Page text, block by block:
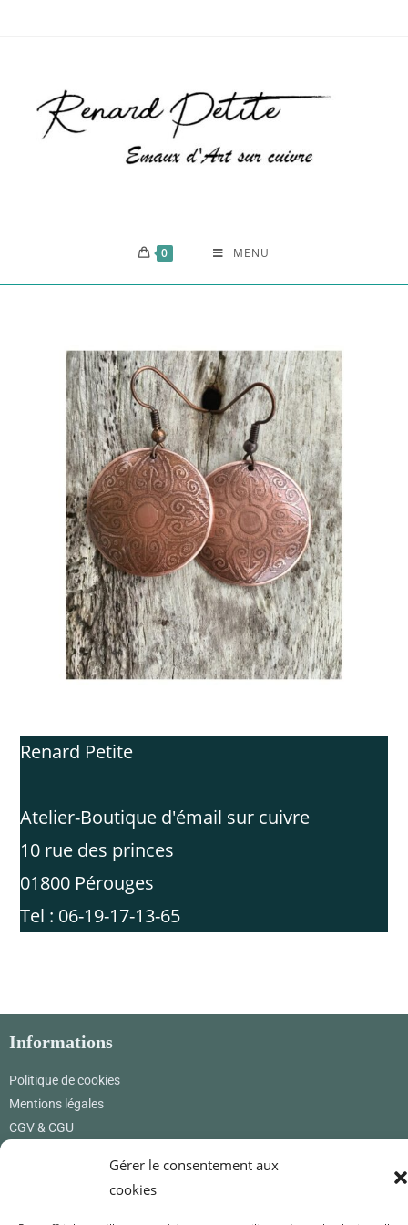
Gérer le consentement aux
cookies
0 MENU
Renard Petite
Atelier-Boutique d'émail sur cuivre
10 rue des princes
01800 Pérouges
Tel : 06-19-17-13-65
Informations
Politique de cookies
Mentions légales
CGV & CGU
Où nous trouver